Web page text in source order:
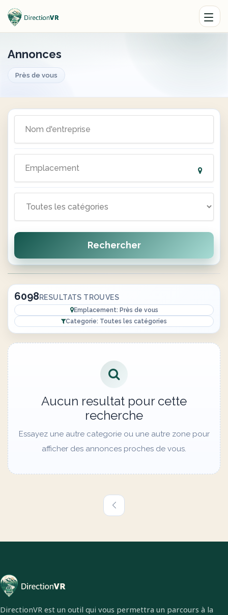
Annonces
Près de vous
Rechercher
6098RESULTATS TROUVES
Emplacement: Près de vous
Categorie: Toutes les catégories
Aucun resultat pour cette
recherche
Essayez une autre categorie ou une autre zone pour
afficher des annonces proches de vous.
DirectionVR est un outil qui vous permettra un parcours à la